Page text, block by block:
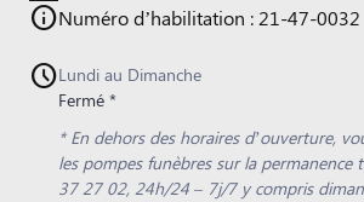
Numéro d’habilitation : 21-47-0032
Lundi au Dimanche
Fermé *
* En dehors des horaires d’ouverture,
les pompes funèbres sur la permanence
37 27 02, 24h/24 – 7j/7 y compris